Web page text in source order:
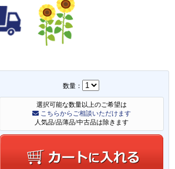
数量：
選択可能な数量以上のご希望は
こちらからご相談いただけます
人気品/品薄品/中古品は除きます